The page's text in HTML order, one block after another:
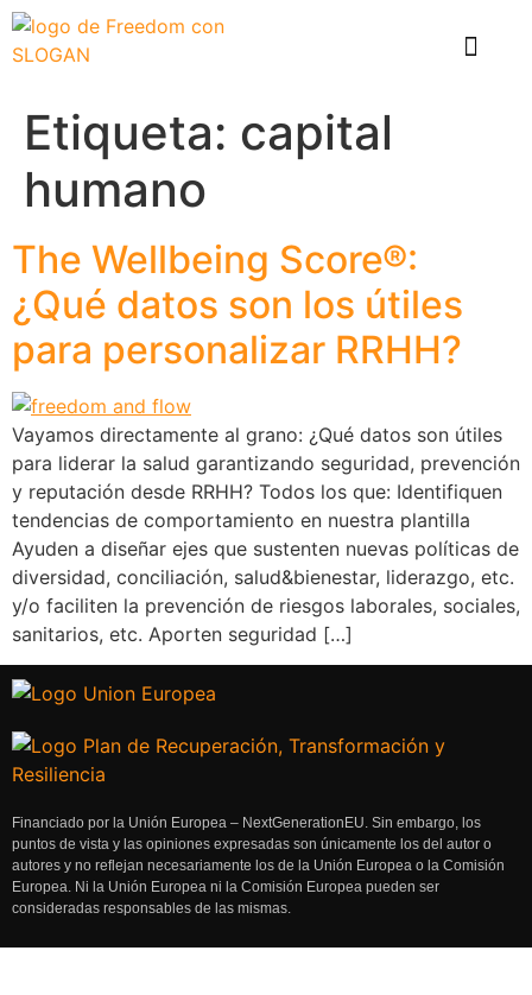
Etiqueta: capital
humano
The Wellbeing Score®:
¿Qué datos son los útiles
para personalizar RRHH?
Vayamos directamente al grano: ¿Qué datos son útiles
para liderar la salud garantizando seguridad, prevención
y reputación desde RRHH? Todos los que: Identifiquen
tendencias de comportamiento en nuestra plantilla
Ayuden a diseñar ejes que sustenten nuevas políticas de
diversidad, conciliación, salud&bienestar, liderazgo, etc.
y/o faciliten la prevención de riesgos laborales, sociales,
sanitarios, etc. Aporten seguridad […]
Financiado por la Unión Europea – NextGenerationEU. Sin embargo, los
puntos de vista y las opiniones expresadas son únicamente los del autor o
autores y no reflejan necesariamente los de la Unión Europea o la Comisión
Europea. Ni la Unión Europea ni la Comisión Europea pueden ser
consideradas responsables de las mismas.